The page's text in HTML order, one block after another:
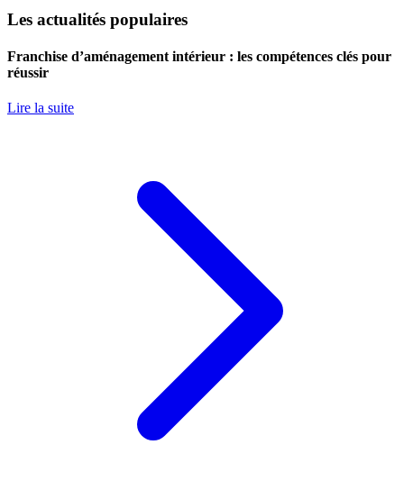
Les actualités populaires
Franchise d’aménagement intérieur : les compétences clés pour
réussir
Lire la suite